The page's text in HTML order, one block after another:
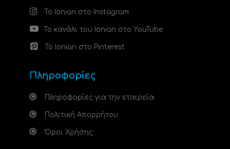
Το Ionian στο Instagram
Το κανάλι του Ionian στο YouTube
Το Ionian στο Pinterest
Πληροφορίες
Πληροφορίες για την εταιρεία
Πολιτική Απορρήτου
Όροι Χρήσης